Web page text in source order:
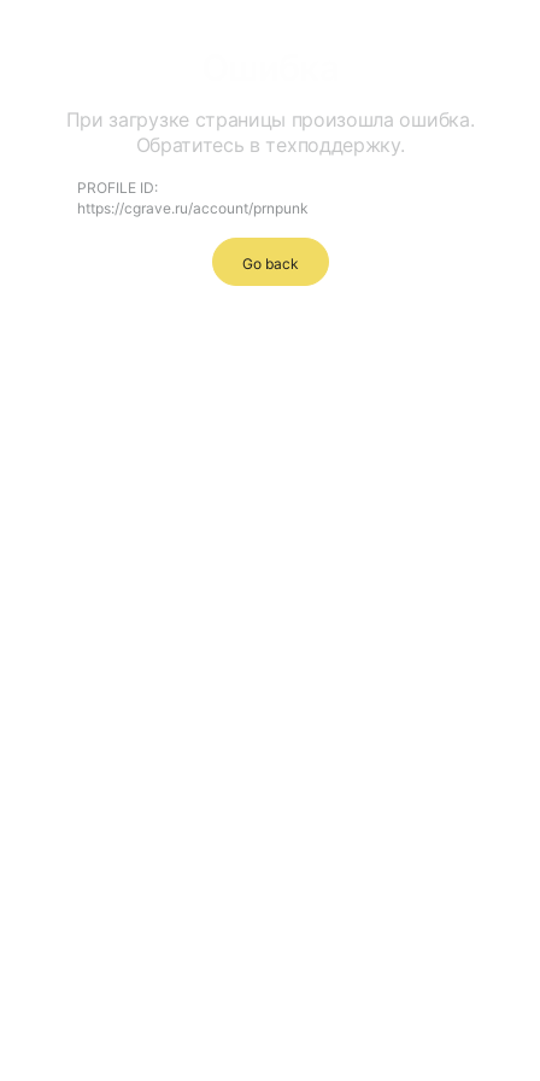
При загрузке страницы произошла ошибка.
Обратитесь в техподдержку.
PROFILE ID:
https://cgrave.ru/account/prnpunk
Go back